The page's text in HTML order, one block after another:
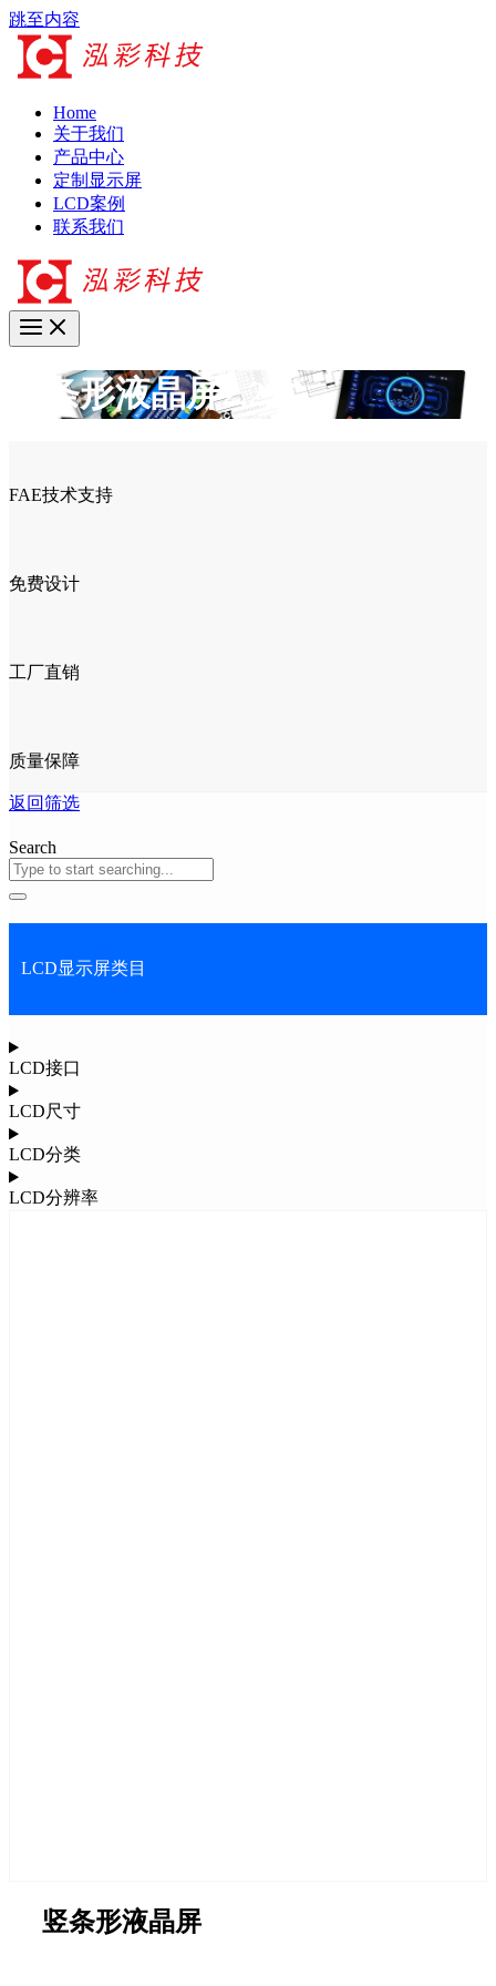
跳至内容
Home
关于我们
产品中心
定制显示屏
LCD案例
联系我们
横条形液晶屏2.2寸
FAE技术支持
免费设计
工厂直销
质量保障
返回筛选
Search
LCD显示屏类目
LCD接口
LCD尺寸
LCD分类
LCD分辨率
竖条形液晶屏